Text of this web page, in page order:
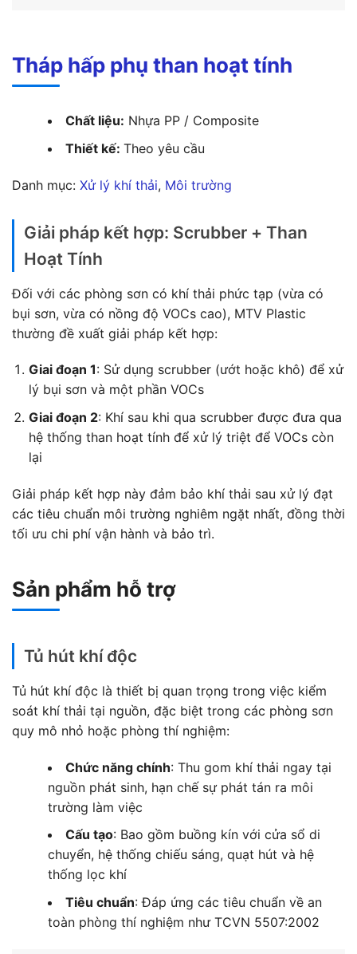
Tháp hấp phụ than hoạt tính
Chất liệu: Nhựa PP / Composite
Thiết kế: Theo yêu cầu
Danh mục: Xử lý khí thải, Môi trường
Giải pháp kết hợp: Scrubber + Than
Hoạt Tính
Đối với các phòng sơn có khí thải phức tạp (vừa có
bụi sơn, vừa có nồng độ VOCs cao), MTV Plastic
thường đề xuất giải pháp kết hợp:
Giai đoạn 1: Sử dụng scrubber (ướt hoặc khô) để xử
lý bụi sơn và một phần VOCs
Giai đoạn 2: Khí sau khi qua scrubber được đưa qua
hệ thống than hoạt tính để xử lý triệt để VOCs còn
lại
Giải pháp kết hợp này đảm bảo khí thải sau xử lý đạt
các tiêu chuẩn môi trường nghiêm ngặt nhất, đồng thời
tối ưu chi phí vận hành và bảo trì.
Sản phẩm hỗ trợ
Tủ hút khí độc
Tủ hút khí độc là thiết bị quan trọng trong việc kiểm
soát khí thải tại nguồn, đặc biệt trong các phòng sơn
quy mô nhỏ hoặc phòng thí nghiệm:
Chức năng chính: Thu gom khí thải ngay tại
nguồn phát sinh, hạn chế sự phát tán ra môi
trường làm việc
Cấu tạo: Bao gồm buồng kín với cửa sổ di
chuyển, hệ thống chiếu sáng, quạt hút và hệ
thống lọc khí
Tiêu chuẩn: Đáp ứng các tiêu chuẩn về an
toàn phòng thí nghiệm như TCVN 5507:2002